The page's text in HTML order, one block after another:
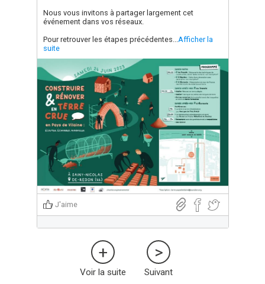
Nous vous invitons à partager largement cet
événement dans vos réseaux.
Pour retrouver les étapes précédentes...Afficher la
suite
J'aime
Voir la suite Suivant